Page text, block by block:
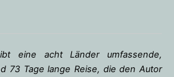
eine acht Länder umfassende,
73 Tage lange Reise, die den Autor